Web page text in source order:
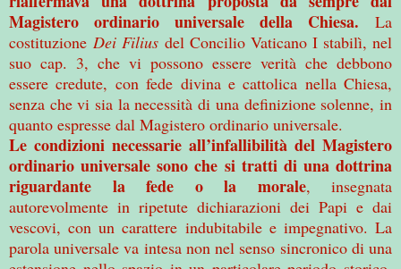
Magistero ordinario universale della Chiesa.
La
costituzione Dei Filius del Concilio Vaticano I stabilì, nel
suo cap. 3, che vi possono essere verità che debbono
essere credute, con fede divina e cattolica nella Chiesa,
senza che vi sia la necessità di una definizione solenne, in
quanto espresse dal Magistero ordinario universale.
Le condizioni necessarie all’infallibilità del Magistero
ordinario universale sono che si tratti di una dottrina
riguardante la fede o la morale, insegnata
autorevolmente in ripetute dichiarazioni dei Papi e dai
vescovi, con un carattere indubitabile e impegnativo. La
parola universale va intesa non nel senso sincronico di una